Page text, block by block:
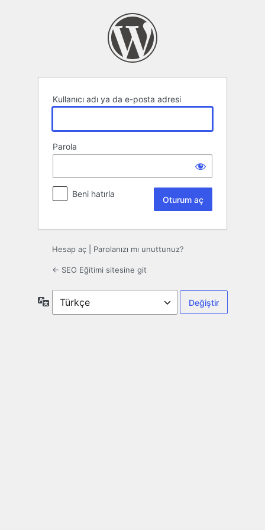
Kullanıcı adı ya da e-posta adresi
Parola
Beni hatırla
Hesap aç Parolanızı mı unuttunuz?
← SEO Eğitimi sitesine git
Dil